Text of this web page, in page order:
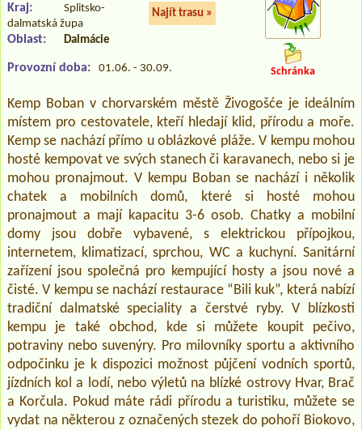
Najít trasu »
Kraj:
Splitsko-
dalmatská župa
Oblast: Dalmácie
Provozní doba: 01.06. - 30.09. Schránka
Kemp Boban v chorvarském městě Živogošće je ideálním
místem pro cestovatele, kteří hledají klid, přírodu a moře.
Kemp se nachází přímo u oblázkové pláže. V kempu mohou
hosté kempovat ve svých stanech či karavanech, nebo si je
mohou pronajmout. V kempu Boban se nachází i několik
chatek a mobilních domů, které si hosté mohou
pronajmout a mají kapacitu 3-6 osob. Chatky a mobilní
domy jsou dobře vybavené, s elektrickou přípojkou,
internetem, klimatizací, sprchou, WC a kuchyní. Sanitární
zařízení jsou společná pro kempující hosty a jsou nové a
čisté. V kempu se nachází restaurace “Bili kuk”, která nabízí
tradiční dalmatské speciality a čerstvé ryby. V blízkosti
kempu je také obchod, kde si můžete koupit pečivo,
potraviny nebo suvenýry. Pro milovníky sportu a aktivního
odpočinku je k dispozici možnost půjčení vodních sportů,
jízdních kol a lodí, nebo výletů na blízké ostrovy Hvar, Brač
a Korčula. Pokud máte rádi přírodu a turistiku, můžete se
vydat na některou z označených stezek do pohoří Biokovo,